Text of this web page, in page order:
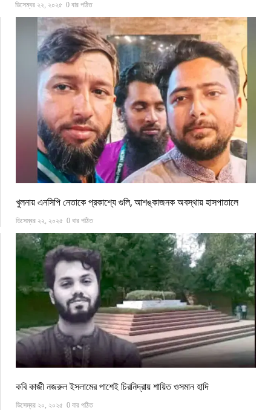
ডিসেম্বর ২২, ২০২৫ 0 বার পঠিত
খুলনায় এনসিপি নেতাকে প্রকাশ্যে গুলি, আশঙ্কাজনক অবস্থায় হাসপাতালে
ডিসেম্বর ২২, ২০২৫ 0 বার পঠিত
কবি কাজী নজরুল ইসলামের পাশেই চিরনিদ্রায় শায়িত ওসমান হাদি
ডিসেম্বর ২০, ২০২৫ 0 বার পঠিত